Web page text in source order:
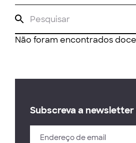
Não foram encontrados
Subscreva a newsletter